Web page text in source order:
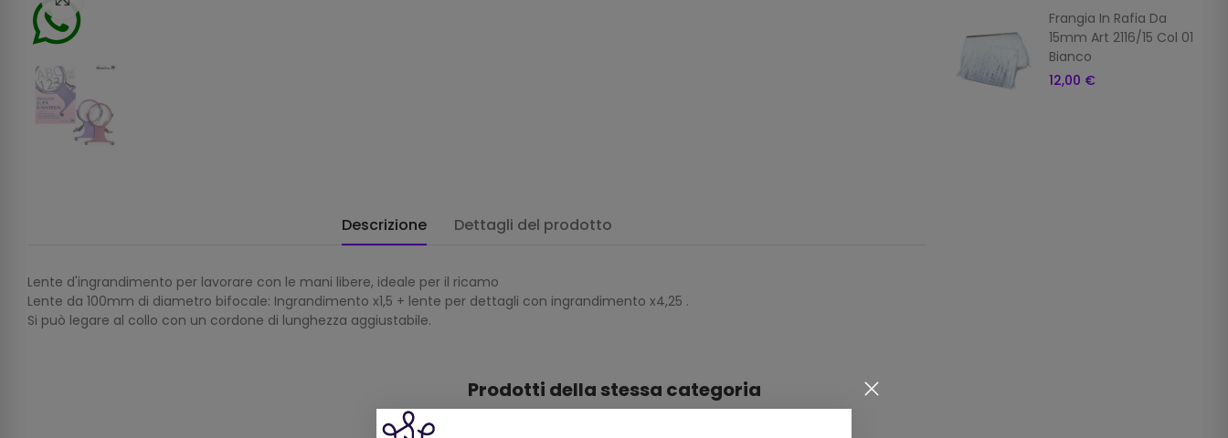
Descrizione Dettagli del prodotto
Lente d'ingrandimento per lavorare con le mani libere, ideale per il ricamo
Lente da 100mm di diametro bifocale: Ingrandimento x1,5 + lente per dettagli con ingrandimento x4,25 .
Si può legare al collo con un cordone di lunghezza aggiustabile.
Frangia In Rafia Da
15mm Art 2116/15 Col 01
Bianco
12,00 €
Prodotti della stessa categoria